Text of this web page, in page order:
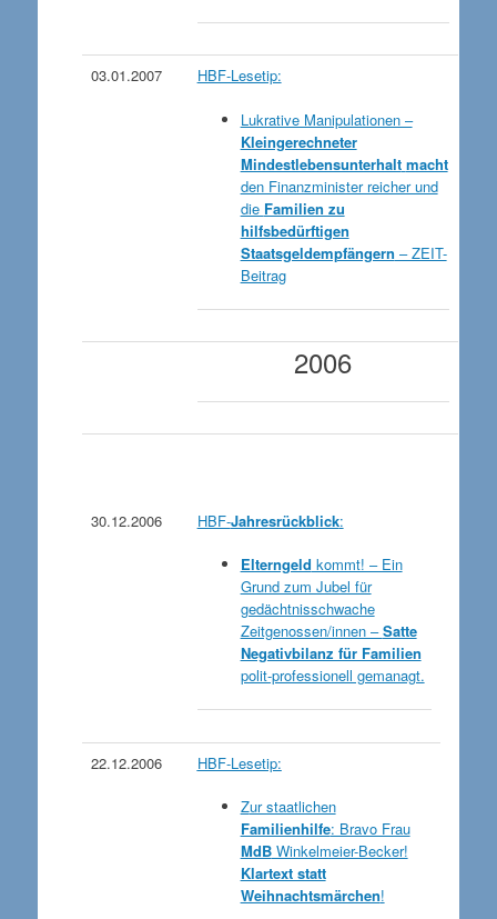
03.01.2007 HBF-Lesetip:
Lukrative Manipulationen –
Kleingerechneter
Mindestlebensunterhalt macht
den Finanzminister reicher und
die Familien zu
hilfsbedürftigen
Staatsgeldempfängern – ZEIT-
Beitrag
2006
30.12.2006 HBF-Jahresrückblick:
Elterngeld kommt! – Ein
Grund zum Jubel für
gedächtnisschwache
Zeitgenossen/innen –Satte
Negativbilanz für Familien
polit-professionell gemanagt.
22.12.2006 HBF-Lesetip:
Zur staatlichen
Familienhilfe: Bravo Frau
MdBWinkelmeier-Becker!
Klartext statt
Weihnachtsmärchen!